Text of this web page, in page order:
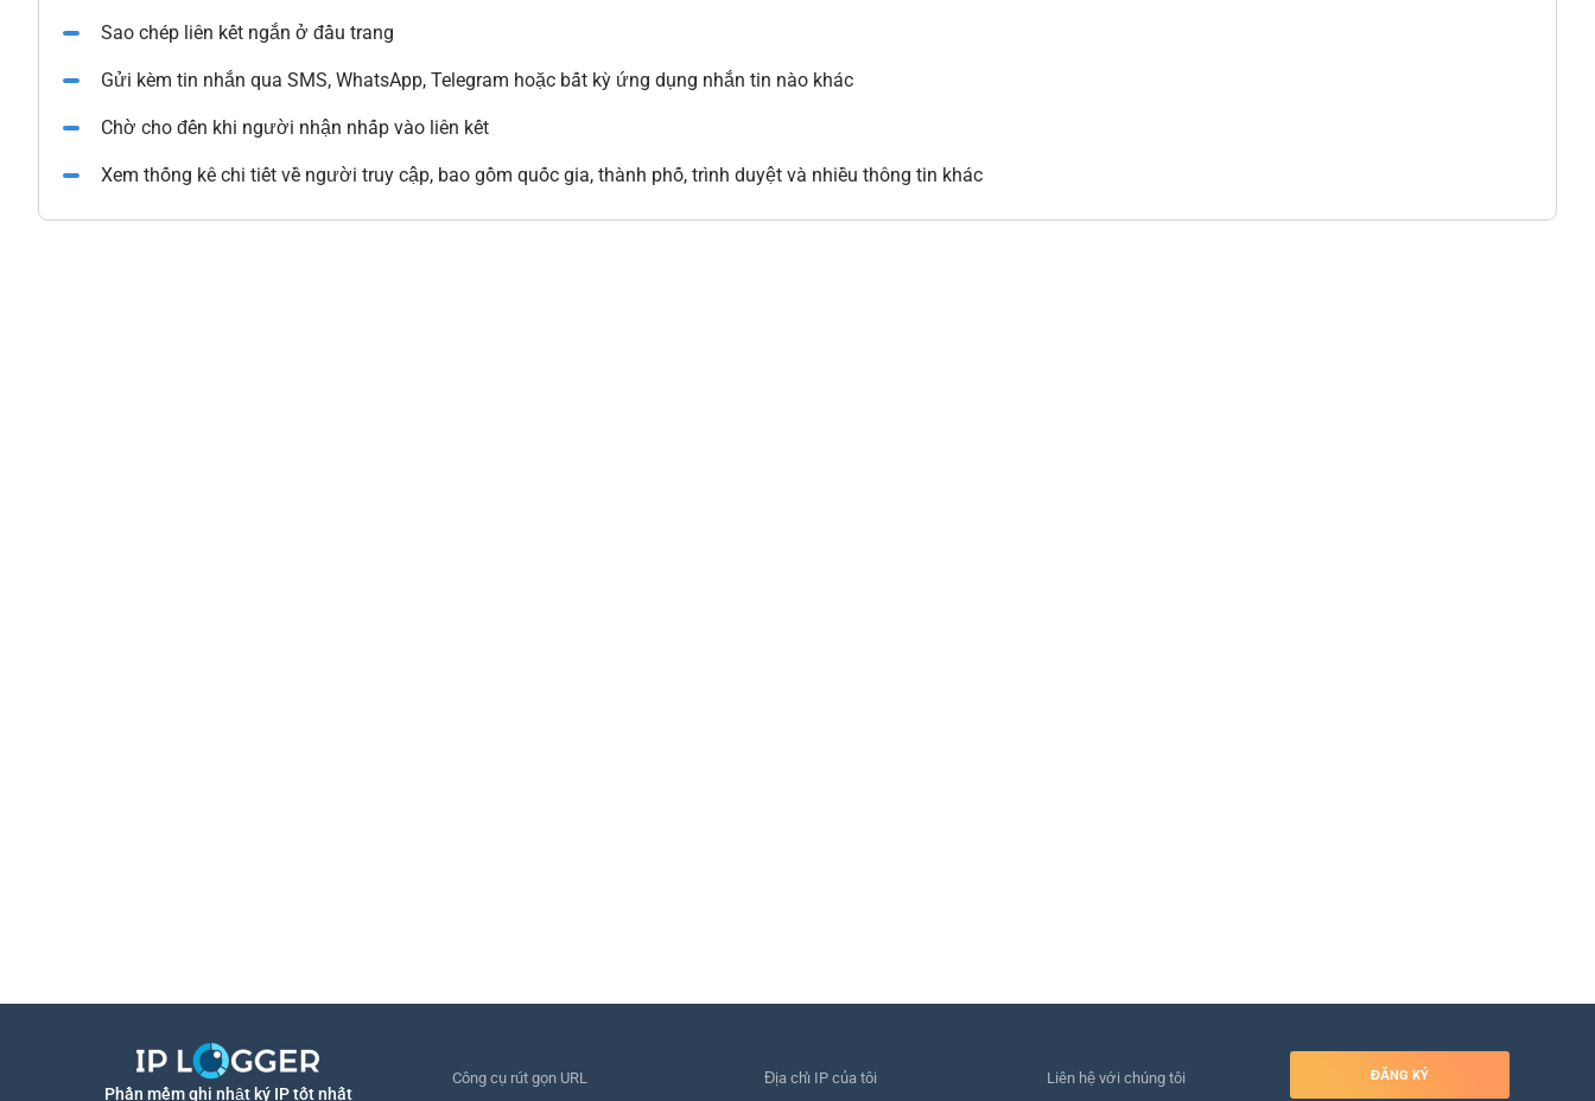
Sao chép liên kết ngắn ở đầu trang
Gửi kèm tin nhắn qua SMS, WhatsApp, Telegram hoặc bất kỳ ứng dụng nhắn tin nào khác
Chờ cho đến khi người nhận nhấp vào liên kết
Xem thống kê chi tiết về người truy cập, bao gồm quốc gia, thành phố, trình duyệt và nhiều thông tin khác
Phần mềm ghi nhật ký IP tốt nhất
Công cụ rút gọn URL Địa chỉ IP của tôi Liên hệ với chúng tôi ĐĂNG KÝ